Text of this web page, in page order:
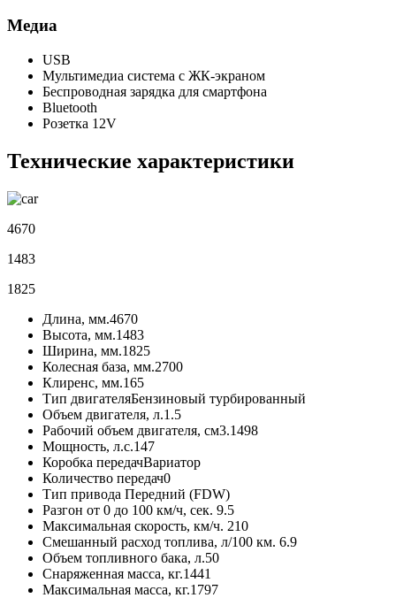
Медиа
USB
Мультимедиа система с ЖК-экраном
Беспроводная зарядка для смартфона
Bluetooth
Розетка 12V
Технические характеристики
4670
1483
1825
Длина, мм.4670
Высота, мм.1483
Ширина, мм.1825
Колесная база, мм.2700
Клиренс, мм.165
Тип двигателяБензиновый турбированный
Объем двигателя, л.1.5
Рабочий объем двигателя, см3.1498
Мощность, л.с.147
Коробка передачВариатор
Количество передач0
Тип привода Передний (FDW)
Разгон от 0 до 100 км/ч, сек. 9.5
Максимальная скорость, км/ч. 210
Смешанный расход топлива, л/100 км. 6.9
Объем топливного бака, л.50
Снаряженная масса, кг.1441
Максимальная масса, кг.1797